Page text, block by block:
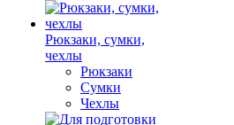
Рюкзаки, сумки,
чехлы
Рюкзаки
Сумки
Чехлы